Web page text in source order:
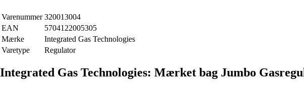
Varenummer 320013004
EAN
5704122005305
Mærke
Integrated Gas Technologies
Varetype
Regulator
Integrated Gas Technologies: Mærket bag Jumbo